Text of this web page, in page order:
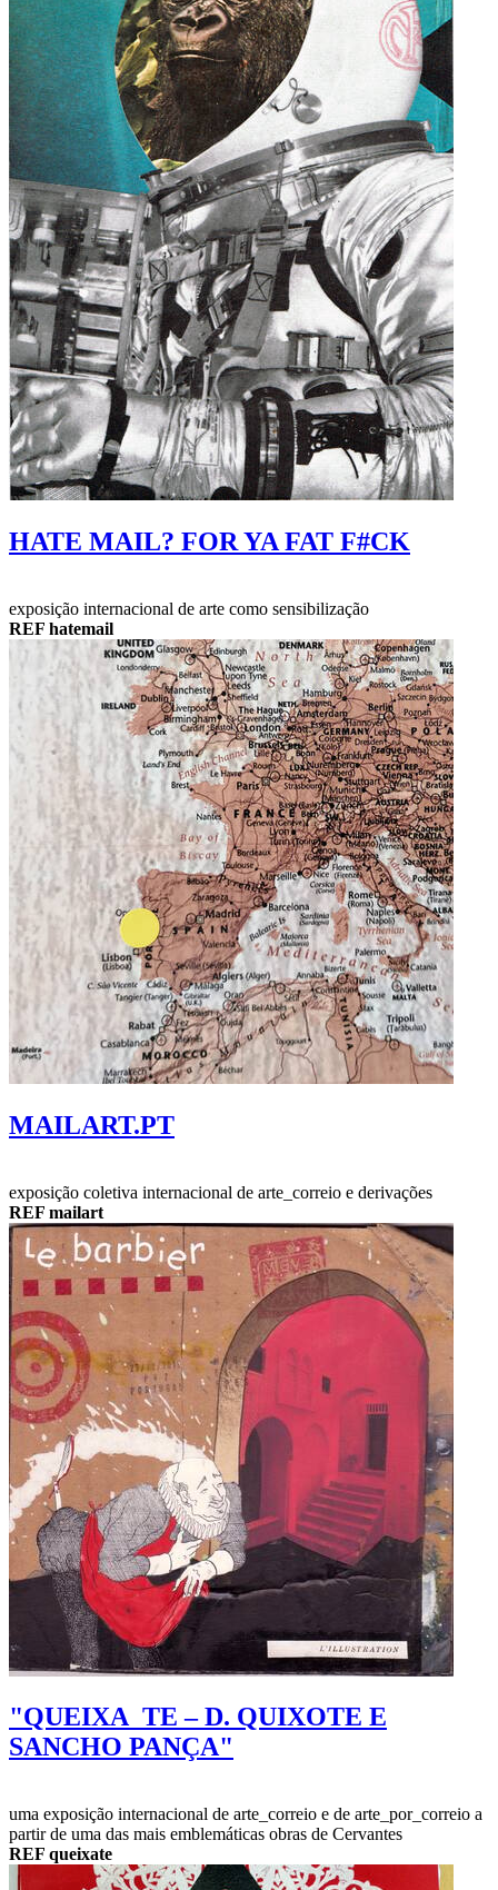
HATE MAIL? FOR YA FAT F#CK
exposição internacional de arte como sensibilização
REF hatemail
MAILART.PT
exposição coletiva internacional de arte_correio e derivações
REF mailart
"QUEIXA_TE – D. QUIXOTE E
SANCHO PANÇA"
uma exposição internacional de arte_correio e de arte_por_correio a
partir de uma das mais emblemáticas obras de Cervantes
REF queixate